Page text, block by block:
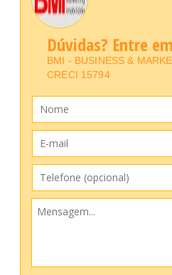
Dúvidas? Entre
BMI - BUSINESS &
CRECI 15794